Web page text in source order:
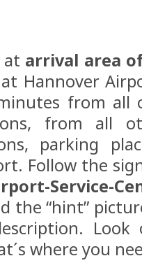
at arrival area
Hannover
from all
from all
parking
Follow the
Service-
the “hint”
where you